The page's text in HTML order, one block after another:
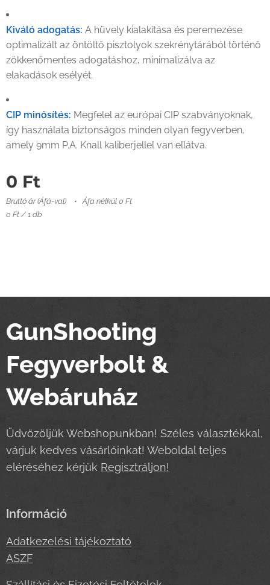
Kiváló adogatás: A hüvely kialakítása és peremezése
optimalizált az öntöltő pisztolyok szekrénytárából történő
zökkenőmentes adogatáshoz, minimalizálva az
elakadások esélyét.
CIP minősítés: Megfelel az európai CIP szabványoknak,
így használata biztonságos minden olyan fegyverben,
amely 9mm P.A. Knall kaliberjellel van ellátva.
0 Ft
Bruttó ár (Áfá-val)
Áfa nélkül 0 Ft
0 Ft / 1 db
GunShooting
Fegyverbolt &
Webáruház
Üdvözöljük Webshopunkban! Széles választékkal,
várjuk kedves vásárlóinkat! Weboldal teljes
eléréséhez kérjük Regisztráljon!
Információ
Adatkezelési tájékoztató
ASZF